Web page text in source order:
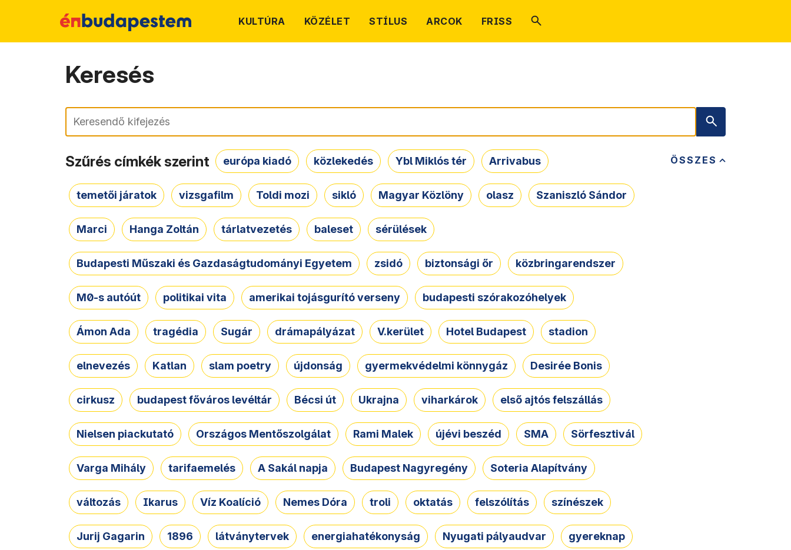
KULTÚRA KÖZÉLET STÍLUS ARCOK FRISS
Keresés
Keresés
ÖSSZES
Szűrés címkék szerint európa kiadó közlekedés Ybl Miklós tér Arrivabus
temetői járatok vizsgafilm Toldi mozi sikló Magyar Közlöny olasz Szaniszló Sándor
Marci Hanga Zoltán tárlatvezetés baleset sérülések
Budapesti Műszaki és Gazdaságtudományi Egyetem zsidó biztonsági őr közbringarendszer
M0-s autóút politikai vita amerikai tojásgurító verseny budapesti szórakozóhelyek
Ámon Ada tragédia Sugár drámapályázat V.kerület Hotel Budapest stadion
elnevezés Katlan slam poetry újdonság gyermekvédelmi könnygáz Desirée Bonis
cirkusz budapest főváros levéltár Bécsi út Ukrajna viharkárok első ajtós felszállás
Nielsen piackutató Országos Mentőszolgálat Rami Malek újévi beszéd SMA Sörfesztivál
Varga Mihály tarifaemelés A Sakál napja Budapest Nagyregény Soteria Alapítvány
változás Ikarus Víz Koalíció Nemes Dóra troli oktatás felszólítás színészek
Jurij Gagarin 1896 látványtervek energiahatékonyság Nyugati pályaudvar gyereknap